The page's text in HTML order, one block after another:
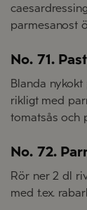
parmesanost
No. 71.
Blanda
rikligt med
tomatsås och
No. 72.
Rör ner 2 dl
med t.ex.